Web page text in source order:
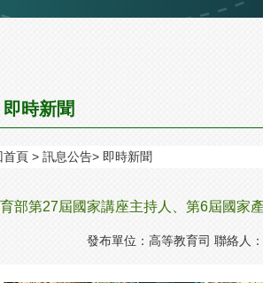
即時新聞
首頁 訊息公告 即時新聞
部第27屆國家講座主持人、第6屆國家
發布單位：高等教育司 聯絡人